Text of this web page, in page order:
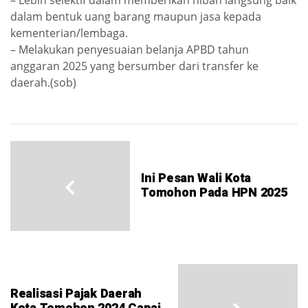
dalam bentuk uang barang maupun jasa kepada
kementerian/lembaga.
– Melakukan penyesuaian belanja APBD tahun
anggaran 2025 yang bersumber dari transfer ke
daerah.(sob)
Ini Pesan Wali Kota
Tomohon Pada HPN 2025
Realisasi Pajak Daerah